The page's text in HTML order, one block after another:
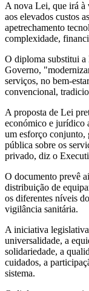
A nova Lei, que irá à
aos elevados custos
apetrechamento
complexidade,
O diploma substitui a
Governo,
serviços, no bem-
convencional,
A proposta de Lei
económico e jurídico
um esforço conjunto,
pública sobre os
privado, diz o
O documento prevê
distribuição de
os diferentes níveis
vigilância sanitária.
A iniciativa
universalidade, a
solidariedade, a
cuidados, a
sistema.